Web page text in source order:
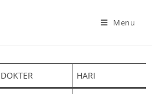
Menu
DOKTER HARI